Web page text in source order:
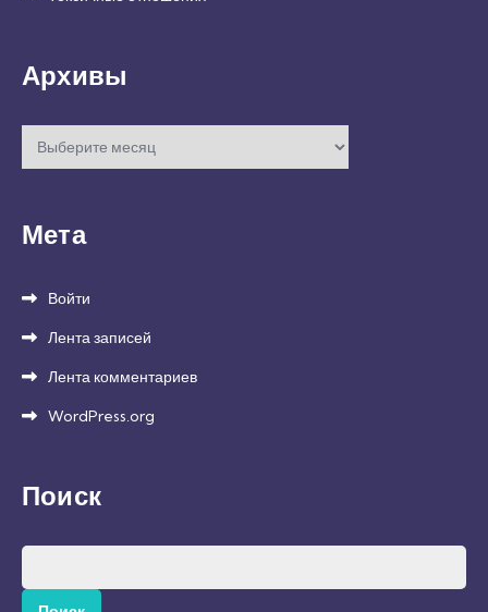
Архивы
Архивы
Мета
Войти
Лента записей
Лента комментариев
WordPress.org
Поиск